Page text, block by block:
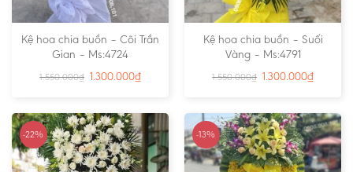
Kệ hoa chia buồn – Cõi Trần
Gian – Ms:4724
1.550.000₫ 1.300.000₫
Kệ hoa chia buồn – Suối
Vàng – Ms:4791
1.550.000₫ 1.300.000₫
-22% -13%